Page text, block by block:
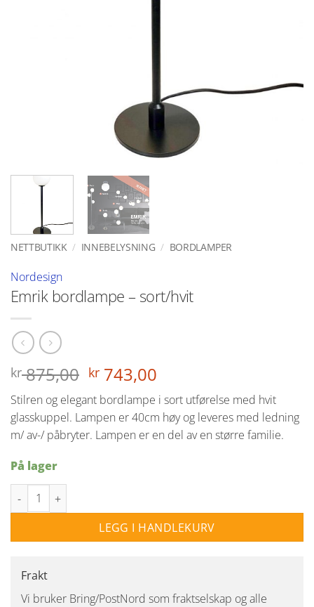
NETTBUTIKK / INNEBELYSNING / BORDLAMPER
Nordesign
Emrik bordlampe – sort/hvit
kr875,00 Opprinnelig
pris
var:
kr 875,00.
kr 743,00
pris
er:
kr 743,00.
Stilren og elegant bordlampe i sort utførelse med hvit
glasskuppel. Lampen er 40cm høy og leveres med ledning
m/ av-/ påbryter. Lampen er en del av en større familie.
På lager
Emrik bordlampe - sort/hvit antall
LEGG I HANDLEKURV
Frakt
Vi bruker Bring/PostNord som fraktselskap og alle